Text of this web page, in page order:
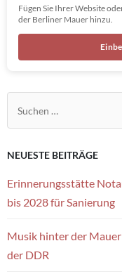
Fügen Sie Ihrer Website
der Berliner Mauer hinzu.
NEUESTE BEITRÄGE
Erinnerungsstätte
bis 2028 für Sanierung
Musik hinter der
der DDR